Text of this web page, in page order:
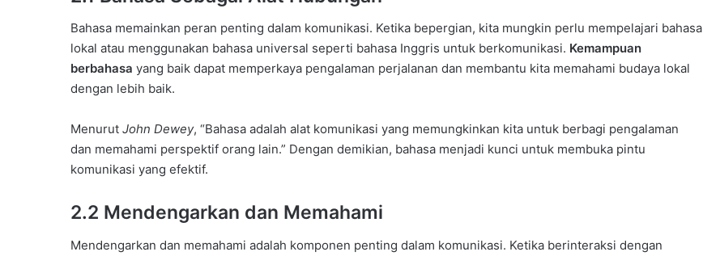
Bahasa memainkan peran penting dalam komunikasi. Ketika bepergian, kita mungkin perlu mempelajari bahasa
lokal atau menggunakan bahasa universal seperti bahasa Inggris untuk berkomunikasi. Kemampuan
berbahasa yang baik dapat memperkaya pengalaman perjalanan dan membantu kita memahami budaya lokal
dengan lebih baik.
Menurut John Dewey, “Bahasa adalah alat komunikasi yang memungkinkan kita untuk berbagi pengalaman
dan memahami perspektif orang lain.” Dengan demikian, bahasa menjadi kunci untuk membuka pintu
komunikasi yang efektif.
2.2 Mendengarkan dan Memahami
Mendengarkan dan memahami adalah komponen penting dalam komunikasi. Ketika berinteraksi dengan